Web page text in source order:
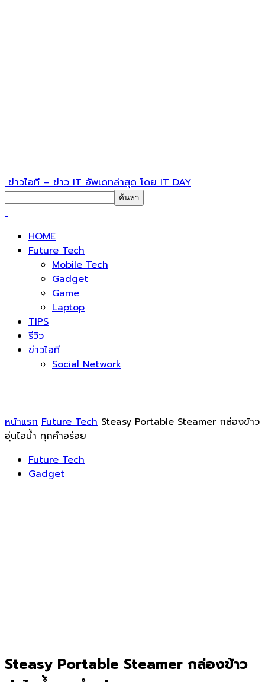
ข่าวไอที – ข่าว IT อัพเดทล่าสุด โดย IT DAY
HOME
Future Tech
Mobile Tech
Gadget
Game
Laptop
TIPS
รีวิว
ข่าวไอที
Social Network
หน้าแรก Future Tech Steasy Portable Steamer กล่องข้าว
อุ่นไอน้ำ ทุกคำอร่อย
Future Tech
Gadget
Steasy Portable Steamer กล่องข้าว